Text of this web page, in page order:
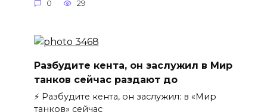
0 29
Разбудите кента, он заслужил в Мир
танков сейчас раздают до
⚡️ Разбудите кента, он заслужил: в «Мир
танков» сейчас